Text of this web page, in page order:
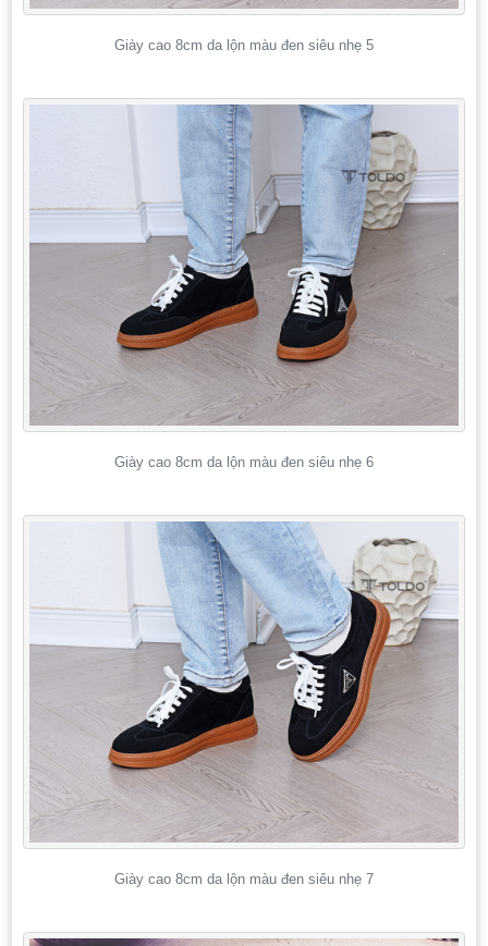
Giày cao 8cm da lộn màu đen siêu nhẹ 5
Giày cao 8cm da lộn màu đen siêu nhẹ 6
Giày cao 8cm da lộn màu đen siêu nhẹ 7